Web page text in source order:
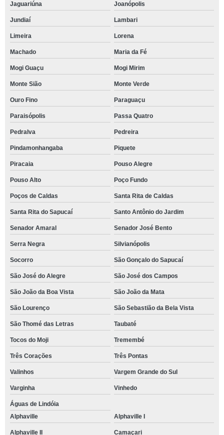
Jaguariúna Joanópolis
Jundiaí Lambari
Limeira Lorena
Machado Maria da Fé
Mogi Guaçu Mogi Mirim
Monte Sião Monte Verde
Ouro Fino Paraguaçu
Paraisópolis Passa Quatro
Pedralva Pedreira
Pindamonhangaba Piquete
Piracaia Pouso Alegre
Pouso Alto Poço Fundo
Poços de Caldas Santa Rita de Caldas
Santa Rita do Sapucaí Santo Antônio do Jardim
Senador Amaral Senador José Bento
Serra Negra Silvianópolis
Socorro São Gonçalo do Sapucaí
São José do Alegre São José dos Campos
São João da Boa Vista São João da Mata
São Lourenço São Sebastião da Bela Vista
São Thomé das Letras Taubaté
Tocos do Moji Tremembé
Três Corações Três Pontas
Valinhos Vargem Grande do Sul
Varginha Vinhedo
Águas de Lindóia
Alphaville
Alphaville I
Alphaville II Camaçari